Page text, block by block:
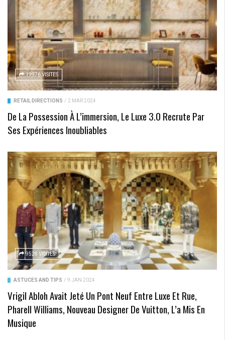
19976 VISITES
RETAIL DIRECTIONS / 2 MAR 2024
De La Possession À L’immersion, Le Luxe 3.0 Recrute Par
Ses Expériences Inoubliables
9528 VISITES
ASTUCES AND TIPS / 9 JAN 2024
Vrigil Abloh Avait Jeté Un Pont Neuf Entre Luxe Et Rue,
Pharell Williams, Nouveau Designer De Vuitton, L’a Mis En
Musique